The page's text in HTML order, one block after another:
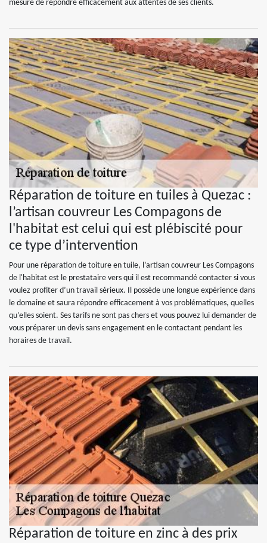
mesure de répondre efficacement aux attentes de ses clients.
Réparation de toiture en tuiles à Quezac :
l’artisan couvreur Les Compagons de
l'habitat est celui qui est plébiscité pour
ce type d’intervention
Pour une réparation de toiture en tuile, l’artisan couvreur Les Compagons
de l'habitat est le prestataire vers qui il est recommandé contacter si vous
voulez profiter d’un travail sérieux. Il possède une longue expérience dans
le domaine et saura répondre efficacement à vos problématiques, quelles
qu’elles soient. Ses tarifs ne sont pas chers et vous pouvez lui demander de
vous préparer un devis sans engagement en le contactant pendant les
horaires de travail.
Réparation de toiture en zinc à des prix